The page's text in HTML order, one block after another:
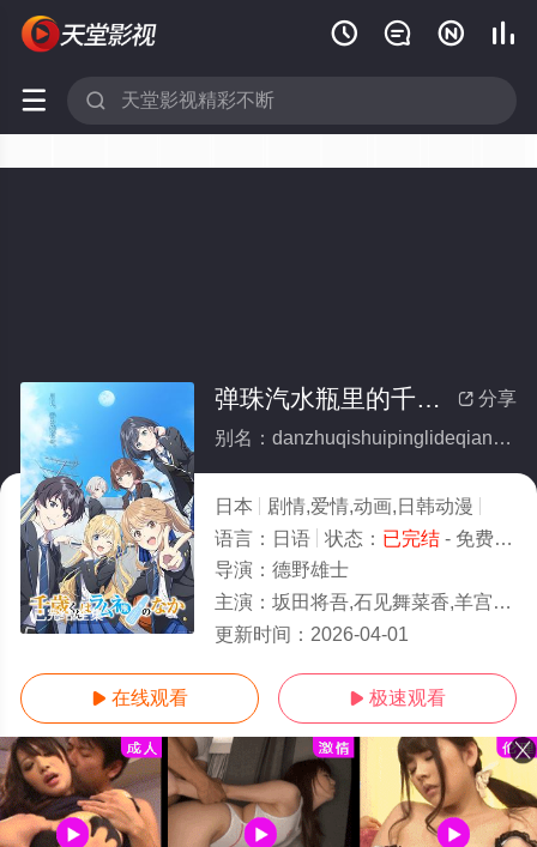
   
 
已完结/全集
 分享
弹珠汽水瓶里的千岁同学(全集)
别名：danzhuqishuipinglideqiansuitongxue
日本 剧情,爱情,动画,日韩动漫
语言： 日语 状态： 已完结- 免费在线观看
导演： 德野雄士
主演： 坂田将吾,石见舞菜香,羊宫妃那,长谷川育美,大久保瑠美,安济知佳,阿座上洋平,宮﨑雅也
更新时间： 2026-04-01
 在线观看  极速观看